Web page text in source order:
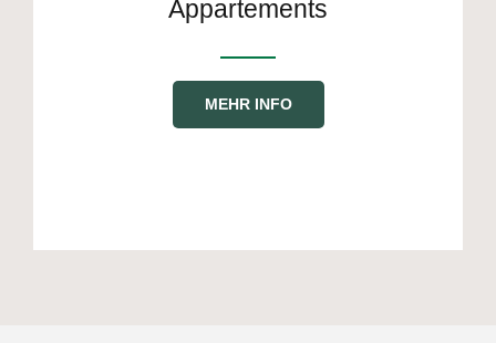
Appartements
MEHR INFO